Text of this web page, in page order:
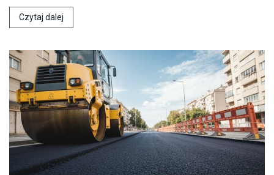
Czytaj dalej